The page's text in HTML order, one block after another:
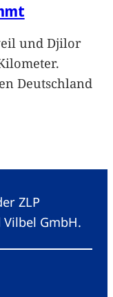
und Djilor
Deutschland
ZLP
GmbH.